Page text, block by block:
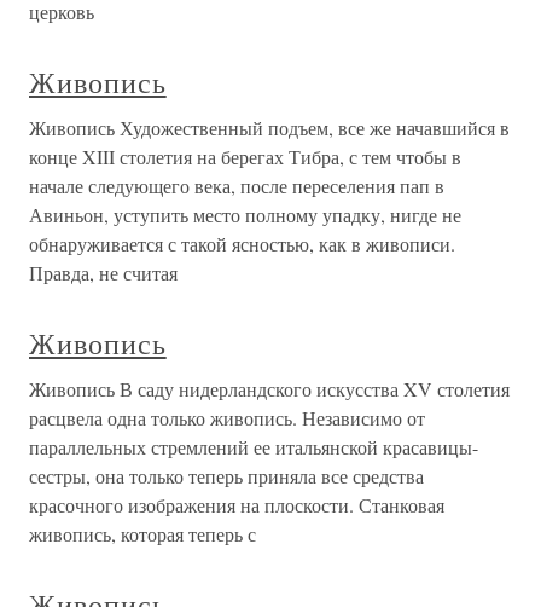
церковь
Живопись
Живопись Художественный подъем, все же начавшийся в
конце XIII столетия на берегах Тибра, с тем чтобы в
начале следующего века, после переселения пап в
Авиньон, уступить место полному упадку, нигде не
обнаруживается с такой ясностью, как в живописи.
Правда, не считая
Живопись
Живопись В саду нидерландского искусства XV столетия
расцвела одна только живопись. Независимо от
параллельных стремлений ее итальянской красавицы-
сестры, она только теперь приняла все средства
красочного изображения на плоскости. Станковая
живопись, которая теперь с